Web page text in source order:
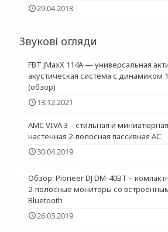
29.04.2018
Звукові огляди
FBT JMaxX 114A — универсальная
акустическая система с динамиком
(обзор)
13.12.2021
AMC VIVA 3 – стильная и миниатюрная
настенная 2-полосная пасcивная АС
30.04.2019
Обзор: Pioneer DJ DM-40BT –
2-полосные мониторы со
Bluetooth
26.03.2019